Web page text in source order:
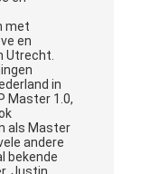
met
en
Utrecht.
in
Master 1.0,
als Master
andere
bekende